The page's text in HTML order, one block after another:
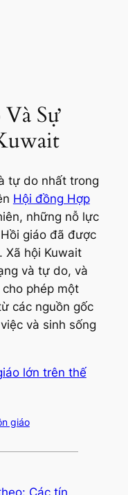
Sự
tự do nhất trong
Hội đồng Hợp
những nỗ lực
giáo đã được
Xã hội Kuwait
và tự do, và
phép một
các nguồn gốc
và sinh sống
lớn trên thế
giáo
Các tín